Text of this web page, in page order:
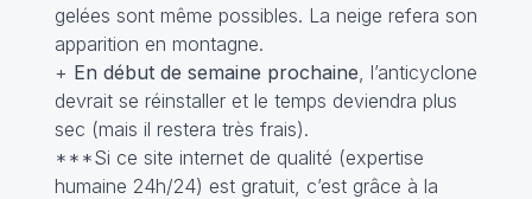
gelées sont même possibles. La neige refera son
apparition en montagne.
+ En début de semaine prochaine , l’anticyclone
devrait se réinstaller et le temps deviendra plus
sec (mais il restera très frais).
***Si ce site internet de qualité (expertise
humaine 24h/24) est gratuit, c’est grâce à la